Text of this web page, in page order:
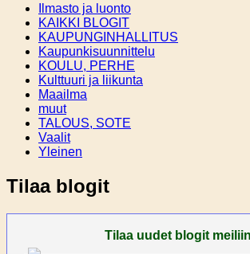
Ilmasto ja luonto
KAIKKI BLOGIT
KAUPUNGINHALLITUS
Kaupunkisuunnittelu
KOULU, PERHE
Kulttuuri ja liikunta
Maailma
muut
TALOUS, SOTE
Vaalit
Yleinen
Tilaa blogit
Tilaa uudet blogit